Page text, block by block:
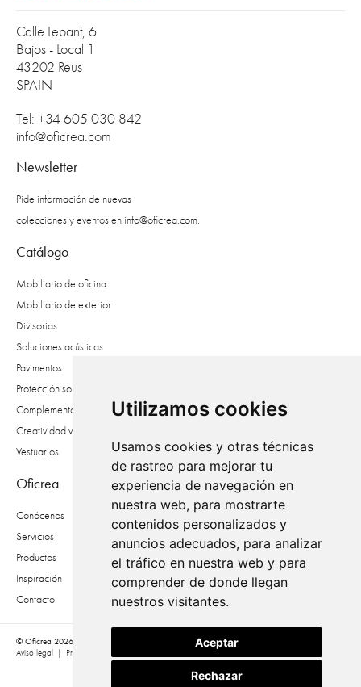
Utilizamos cookies
Usamos cookies y otras técnicas
de rastreo para mejorar tu
experiencia de navegación en
nuestra web, para mostrarte
contenidos personalizados y
anuncios adecuados, para analizar
el tráfico en nuestra web y para
comprender de donde llegan
nuestros visitantes.
Aceptar
Rechazar
Calle Lepant, 6
Bajos - Local 1
43202 Reus
SPAIN
Tel: +34 605 030 842
info@oficrea.com
Newsletter
Pide información de nuevas
colecciones y eventos eninfo@oficrea.com.
Catálogo
Mobiliario de oficina
Mobiliario de exterior
Divisorias
Soluciones acústicas
Pavimentos
Protección solar
Complementos
Creatividad vegetal
Vestuarios
Oficrea
Conócenos
Servicios
Productos
Inspiración
Contacto
© Oficrea 2026
Aviso legal
Privacidad